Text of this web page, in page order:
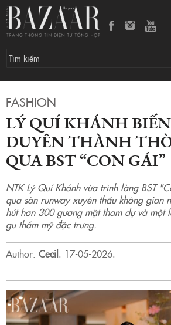
FASHION
LÝ QUÍ KHÁNH
DUYÊN THÀNH
QUA BST “CON GÁI”
NTK Lý Quí Khánh vừa trình làng BST
qua sàn runway xuyên thấu không gian
hút hơn 300 gương mặt tham dự và một
gu thẩm mỹ đặc trưng.
Author: Cecil. 17-05-2026.